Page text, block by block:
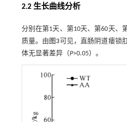
2.2 生长曲线分析
分别在第1天、第10天、第60天、
质量。由 图3 可见，直肠阴道瘘锁
体无显著差异（P>0.05）。